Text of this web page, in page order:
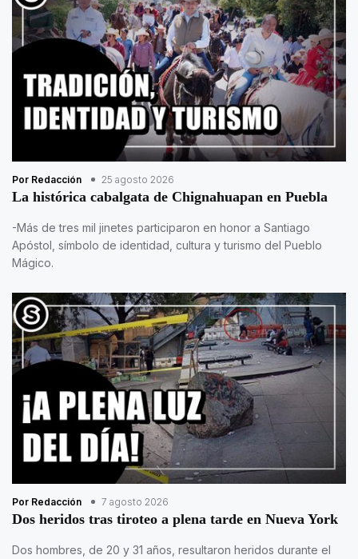
Por Redacción 25 agosto 2026
La histórica cabalgata de Chignahuapan en Puebla
-Más de tres mil jinetes participaron en honor a Santiago
Apóstol, símbolo de identidad, cultura y turismo del Pueblo
Mágico.
Por Redacción 7 agosto 2026
Dos heridos tras tiroteo a plena tarde en Nueva York
Dos hombres, de 20 y 31 años, resultaron heridos durante el